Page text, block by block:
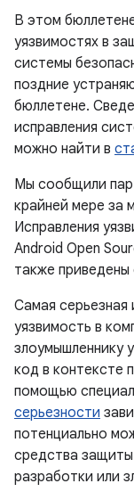
В этом
уязвимостях в
системы
поздние
бюллетене.
исправления
можно найти в
Мы сообщили
крайней мере за
Исправления
Android Open
также приведены
Самая серьезная
уязвимость в
злоумышленнику
код в контексте
помощью
серьезности
потенциально
средства
разработки или